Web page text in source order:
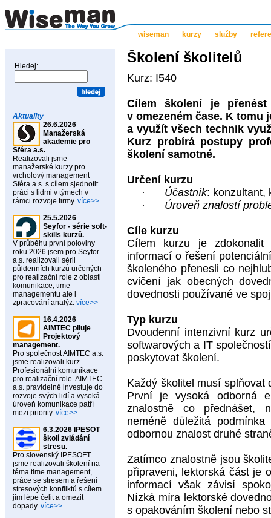
wiseman kurzy služby
Hledej:
Aktuality
26.6.2026
Manažerská
akademie pro
Sféra a.s.
Realizovali jsme
manažerské kurzy pro
vrcholový management
Sféra a.s. s cílem sjednotit
práci s lidmi v týmech v
rámci rozvoje firmy. více>>
25.5.2026
Seyfor - série soft-
skills kurzů.
V průběhu první poloviny
roku 2026 jsem pro Seyfor
a.s. realizovali sérii
půldenních kurzů určených
pro realizační role z oblasti
komunikace, time
managementu ale i
zpracování analýz. více>>
16.4.2026
AIMTEC piluje
Projektový
management.
Pro společnost AIMTEC a.s.
jsme realizovali kurz
Profesionální komunikace
pro realizační role. AIMTEC
a.s. pravidelně investuje do
rozvoje svých lidí a vysoká
úroveň komunikace patří
mezi priority. více>>
6.3.2026 IPESOT
školí zvládání
stresu.
Pro slovenský IPESOFT
jsme realizovali školení na
téma time management,
práce se stresem a řešení
stresových konfliktů s cílem
jim lépe čelit a omezit
dopady. více>>
Školení školitelů
Kurz: I540
Cílem školení je
v omezeném čase. K tomu
a využít všech technik
Kurz probírá postupy
školení samotné.
Určení kurzu
·
Účastník: konzultant,
·
Úroveň znalostí
Cíle kurzu
Cílem kurzu je
informací o řešení
školeného přenesli co
cvičení jak obecných
dovednosti používané ve
Typ kurzu
Dvoudenní intenzivní kurz
softwarových a IT
poskytovat školení.
Každý školitel musí splňovat
První je vysoká odborná
znalostně co přednášet,
neméně důležitá
odbornou znalost druhé
Zatímco znalostně jsou
připraveni, lektorská část je
informací však závisí
Nízká míra lektorské
s opakováním školení nebo